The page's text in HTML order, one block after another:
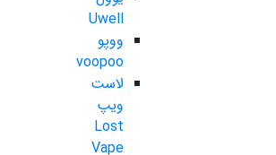
Uwell
ووپو
voopoo
لاست
ویپ
Lost
Vape